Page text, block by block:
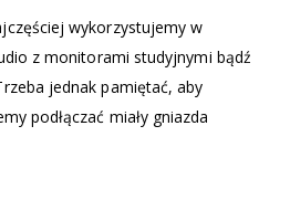
wykorzystujemy w
z monitorami studyjnymi bądź
jednak pamiętać, aby
podłączać miały gniazda